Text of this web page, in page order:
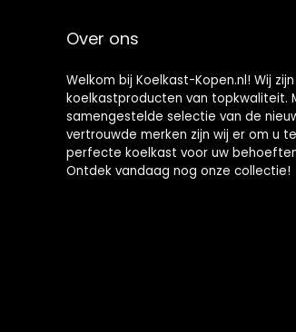
Over ons
Welkom bij Koelkast-Kopen.nl! Wij
koelkastproducten van topkwaliteit.
samengestelde selectie van de
vertrouwde merken zijn wij er om u
perfecte koelkast voor uw
Ontdek vandaag nog onze collectie!